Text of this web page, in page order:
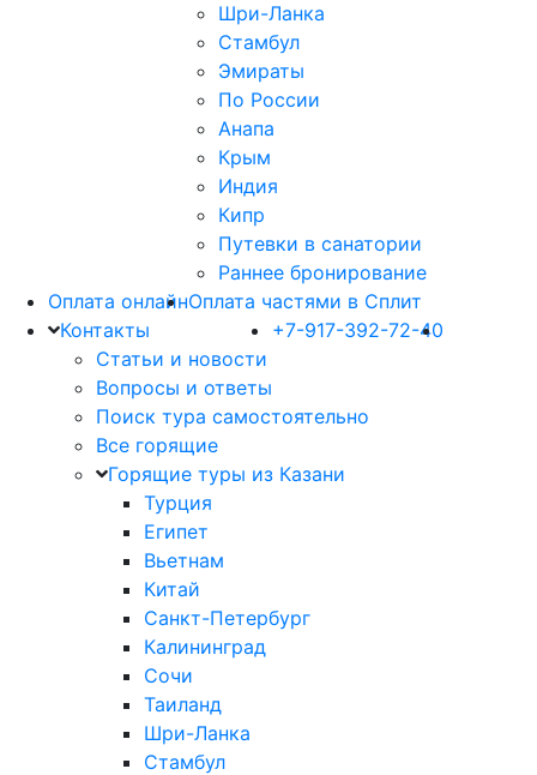
Шри-Ланка
Стамбул
Эмираты
По России
Анапа
Крым
Индия
Кипр
Путевки в санатории
Раннее бронирование
Оплата онлайнОплата частями в Сплит
Контакты
Статьи и новости
Вопросы и ответы
+7-917-392-72-40
Поиск тура самостоятельно
Все горящие
Горящие туры из Казани
Турция
Египет
Вьетнам
Китай
Санкт-Петербург
Калининград
Сочи
Таиланд
Шри-Ланка
Стамбул